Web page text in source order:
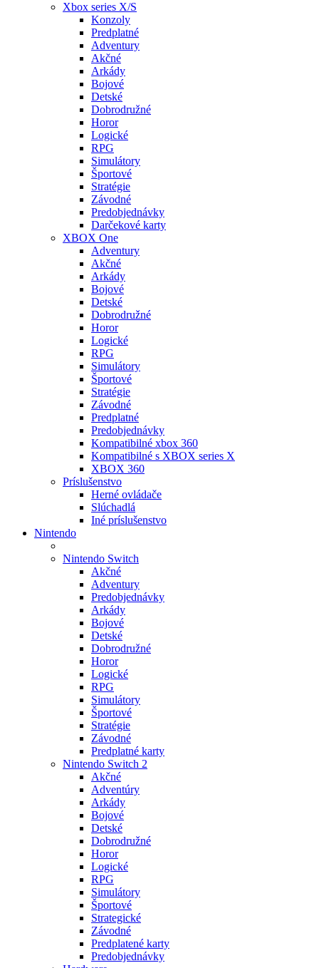
Xbox series X/S
Konzoly
Predplatné
Adventury
Akčné
Arkády
Bojové
Detské
Dobrodružné
Horor
Logické
RPG
Simulátory
Športové
Stratégie
Závodné
Predobjednávky
Darčekové karty
XBOX One
Adventury
Akčné
Arkády
Bojové
Detské
Dobrodružné
Horor
Logické
RPG
Simulátory
Športové
Stratégie
Závodné
Predplatné
Predobjednávky
Kompatibilné xbox 360
Kompatibilné s XBOX series X
XBOX 360
Príslušenstvo
Herné ovládače
Slúchadlá
Iné príslušenstvo
Nintendo
Nintendo Switch
Akčné
Adventury
Predobjednávky
Arkády
Bojové
Detské
Dobrodružné
Horor
Logické
RPG
Simulátory
Športové
Stratégie
Závodné
Predplatné karty
Nintendo Switch 2
Akčné
Adventúry
Arkády
Bojové
Detské
Dobrodružné
Horor
Logické
RPG
Simulátory
Športové
Strategické
Závodné
Predplatené karty
Predobjednávky